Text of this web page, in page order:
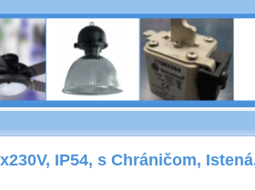
IP54, s Chráničom,